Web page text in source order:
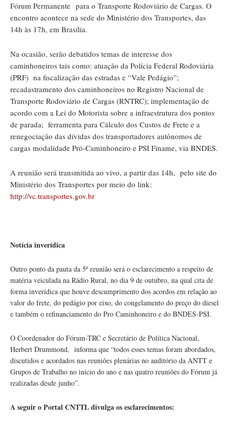
Fórum Permanente para o Transporte Rodoviário de Cargas. O
encontro acontece na sede do Ministério dos Transportes, das
14h às 17h, em Brasília.
Na ocasião, serão debatidos temas de interesse dos
caminhoneiros tais como: atuação da Polícia Federal Rodoviária
(PRF) na fiscalização das estradas e “Vale Pedágio”;
recadastramento dos caminhoneiros no Registro Nacional de
Transporte Rodoviário de Cargas (RNTRC); implementação de
acordo com a Lei do Motorista sobre a infraestrutura dos pontos
de parada; ferramenta para Cálculo dos Custos de Frete e a
renegociação das dívidas dos transportadores autônomos de
cargas modalidade Pró-Caminhoneiro e PSI Finame, via BNDES.
A reunião será transmitida ao vivo, a partir das 14h, pelo site do
Ministério dos Transportes por meio do link:
http://vc.transportes.gov.br
Notícia inverídica
Outro ponto da pauta da 5ª reunião será o esclarecimento a respeito de
matéria veiculada na Rádio Rural, no dia 9 de outubro, na qual cita de
forma inverídica que houve descumprimento dos acordos em relação ao
valor do frete, do pedágio por eixo, do congelamento do preço do diesel
e também o refinanciamento do Pro Caminhoneiro e do BNDES-PSI.
O Coordenador do Fórum-TRC e Secretário de Política Nacional,
Herbert Drummond, informa que “todos esses temas foram abordados,
discutidos e acordados nas reuniões plenárias no auditório da ANTT e
Grupos de Trabalho no início do ano e nas quatro reuniões do Fórum já
realizadas desde junho”.
A seguir o Portal CNTTL divulga os esclarecimentos: